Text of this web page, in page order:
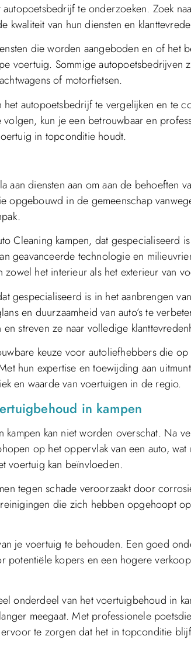
te onderzoeken. Zoek
kwaliteit van hun diensten en
die worden aangeboden en of het
voertuig. Sommige autopoetsbedrijven
of motorfietsen.
autopoetsbedrijf te vergelijken en te
kun je een betrouwbaar en
in topconditie houdt.
aan diensten aan om aan de behoeften
opgebouwd in de gemeenschap
Cleaning kampen, dat gespecialiseerd
geavanceerde technologie en
het interieur als het exterieur van
gespecialiseerd is in het aanbrengen
en duurzaamheid van auto’s te
streven ze naar volledige
keuze voor autoliefhebbers die
hun expertise en toewijding aan
en waarde van voertuigen in de regio.
in kampen
kan niet worden overschat. Na
op het oppervlak van een auto, wat
voertuig kan beïnvloeden.
tegen schade veroorzaakt door
die zich hebben opgehoopt
je voertuig te behouden. Een goed
potentiële kopers en een hogere
onderdeel van het voertuigbehoud in
meegaat. Met professionele
te zorgen dat het in topconditie